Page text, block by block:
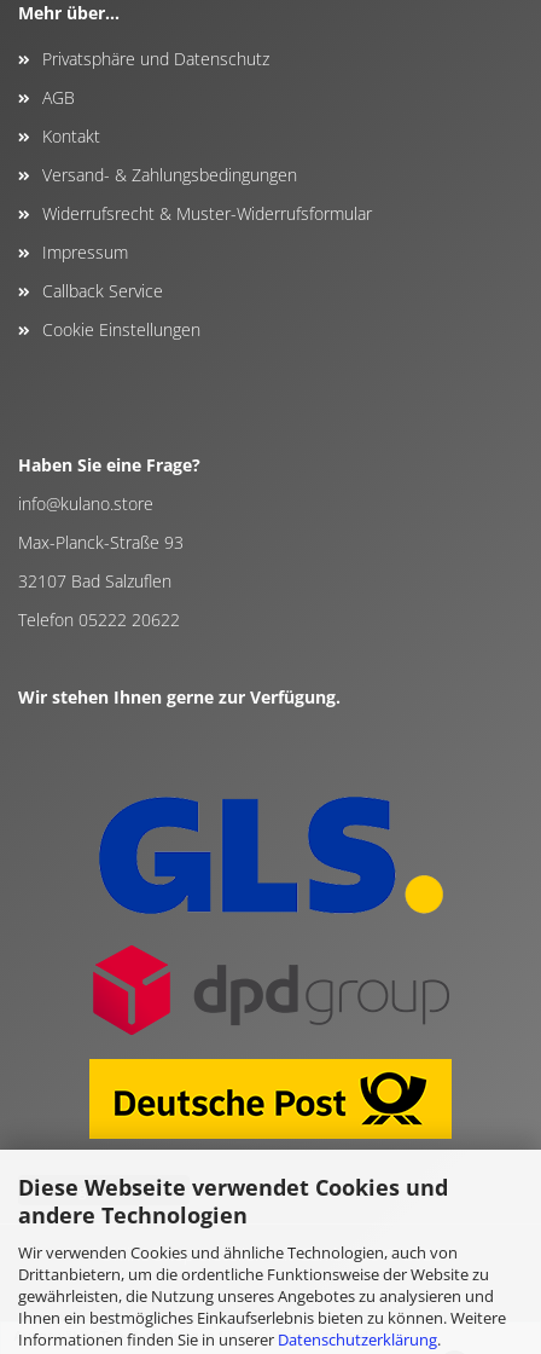
Diese Webseite verwendet Cookies und
andere Technologien
Wir verwenden Cookies und ähnliche Technologien, auch von
Drittanbietern, um die ordentliche Funktionsweise der Website zu
gewährleisten, die Nutzung unseres Angebotes zu analysieren und
Ihnen ein bestmögliches Einkaufserlebnis bieten zu können. Weitere
Informationen finden Sie in unserer Datenschutzerklärung.
Mehr über...
Privatsphäre und Datenschutz
AGB
Kontakt
Versand- & Zahlungsbedingungen
Widerrufsrecht & Muster-Widerrufsformular
Impressum
Callback Service
Cookie Einstellungen
Haben Sie eine Frage?
info@kulano.store
Max-Planck-Straße 93
32107 Bad Salzuflen
Telefon 05222 20622
Wir stehen Ihnen gerne zur Verfügung.
Vertrag widerrufen
Online Shop erstellenmit Gambio.de © 2026
Ausgewählte Top-Bewertungen für www.kulano.store/de